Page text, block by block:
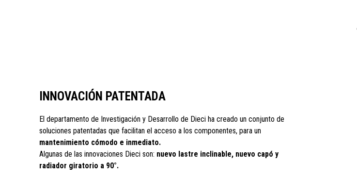
INNOVACIÓN PATENTADA
El departamento de Investigación y Desarrollo de Dieci ha creado un conjunto de
soluciones patentadas que facilitan el acceso a los componentes, para un
mantenimiento cómodo e inmediato.
Algunas de las innovaciones Dieci son: nuevo lastre inclinable, nuevo capó y
radiador giratorio a 90°.